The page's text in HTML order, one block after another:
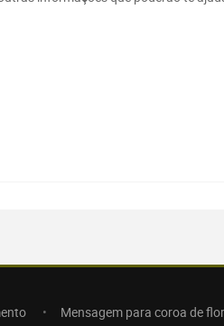
Mensagem para coroa de